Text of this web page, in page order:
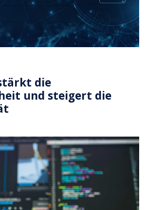
die
und steigert die